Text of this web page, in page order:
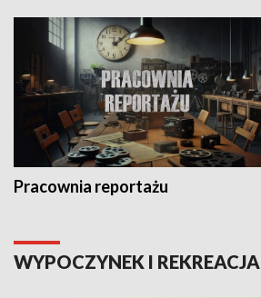
Pracownia reportażu
WYPOCZYNEK I REKREACJA